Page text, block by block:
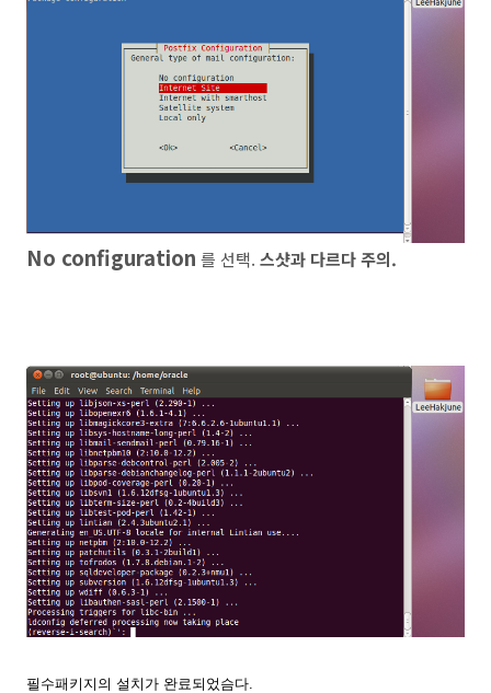
No configuration 를 선택. 스샷과 다르다 주의.
필수패키지의 설치가 완료되었슴다.